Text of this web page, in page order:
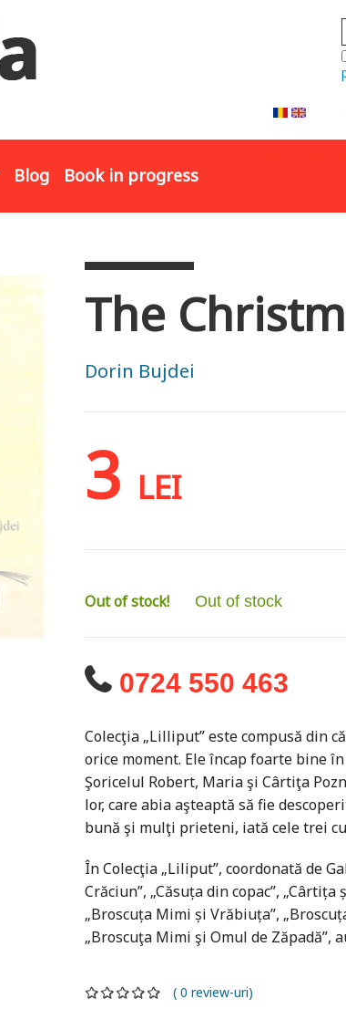
Blog Book in progress
The
Dorin Bujdei
3 LEI
Out of stock! Out of stock
0724 550 463
Colecţia „Lilliput” este compusă din
orice moment. Ele încap foarte bine
Şoricelul Robert, Maria şi Cârtiţa
lor, care abia aşteaptă să fie
bună şi mulţi prieteni, iată cele trei
În Colecţia „Liliput”, coordonată de
Crăciun”, „Căsuța din copac”,
„Broscuța Mimi și Vrăbiuța”,
„Broscuţa Mimi şi Omul de Zăpadă”,
( 0 review-uri)